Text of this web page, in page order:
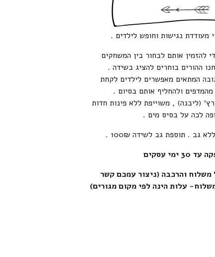
מעודדת נגישות וחופש לילדים .
להזמין אותם לבחור בין המשחקים
ההורים בוחרים להציג בשידה .
המתאים מאפשרים לילדים לקחת
ולהחליף אותם בסיום .
(ליבנה) , משוייפת ללא פינות חדות
לכה על בסיס מים .
גב . תוספת גב לשידה 100₪ .
30 ימי עסקים
משלוח והרכבה (ניצור עמכם קשר
עלות הינה לפי מקום מגורים)